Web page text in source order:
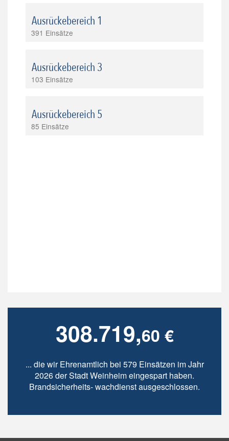
Ausrückebereich 1
391 Einsätze
Ausrückebereich 3
103 Einsätze
Ausrückebereich 5
85 Einsätze
308.719,60 €
... die wir Ehrenamtlich bei 579 Einsätzen im Jahr
2026 der Stadt Weinheim eingespart haben.
Brandsicherheits- wachdienst ausgeschlossen.